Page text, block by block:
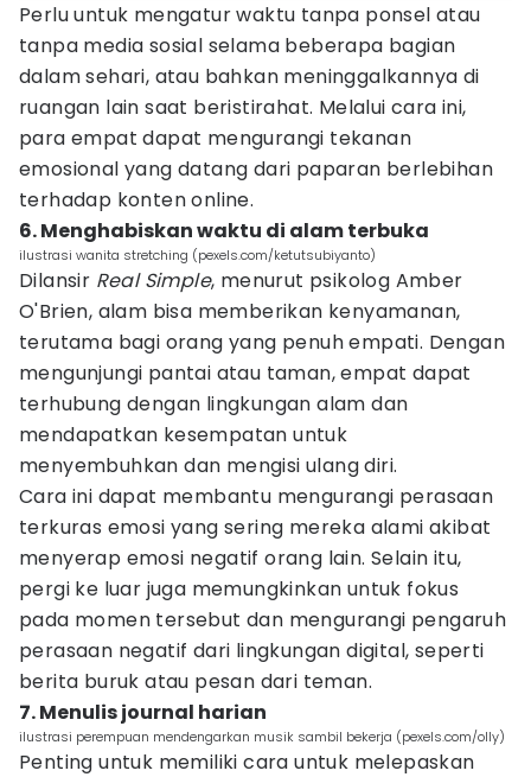
Perlu untuk mengatur waktu tanpa ponsel atau
tanpa media sosial selama beberapa bagian
dalam sehari, atau bahkan meninggalkannya di
ruangan lain saat beristirahat. Melalui cara ini,
para empat dapat mengurangi tekanan
emosional yang datang dari paparan berlebihan
terhadap konten online.
6. Menghabiskan waktu di alam terbuka
ilustrasi wanita stretching (pexels.com/ketutsubiyanto)
Dilansir Real Simple, menurut psikolog Amber
O'Brien, alam bisa memberikan kenyamanan,
terutama bagi orang yang penuh empati. Dengan
mengunjungi pantai atau taman, empat dapat
terhubung dengan lingkungan alam dan
mendapatkan kesempatan untuk
menyembuhkan dan mengisi ulang diri.
Cara ini dapat membantu mengurangi perasaan
terkuras emosi yang sering mereka alami akibat
menyerap emosi negatif orang lain. Selain itu,
pergi ke luar juga memungkinkan untuk fokus
pada momen tersebut dan mengurangi pengaruh
perasaan negatif dari lingkungan digital, seperti
berita buruk atau pesan dari teman.
7. Menulis journal harian
ilustrasi perempuan mendengarkan musik sambil bekerja (pexels.com/olly)
Penting untuk memiliki cara untuk melepaskan